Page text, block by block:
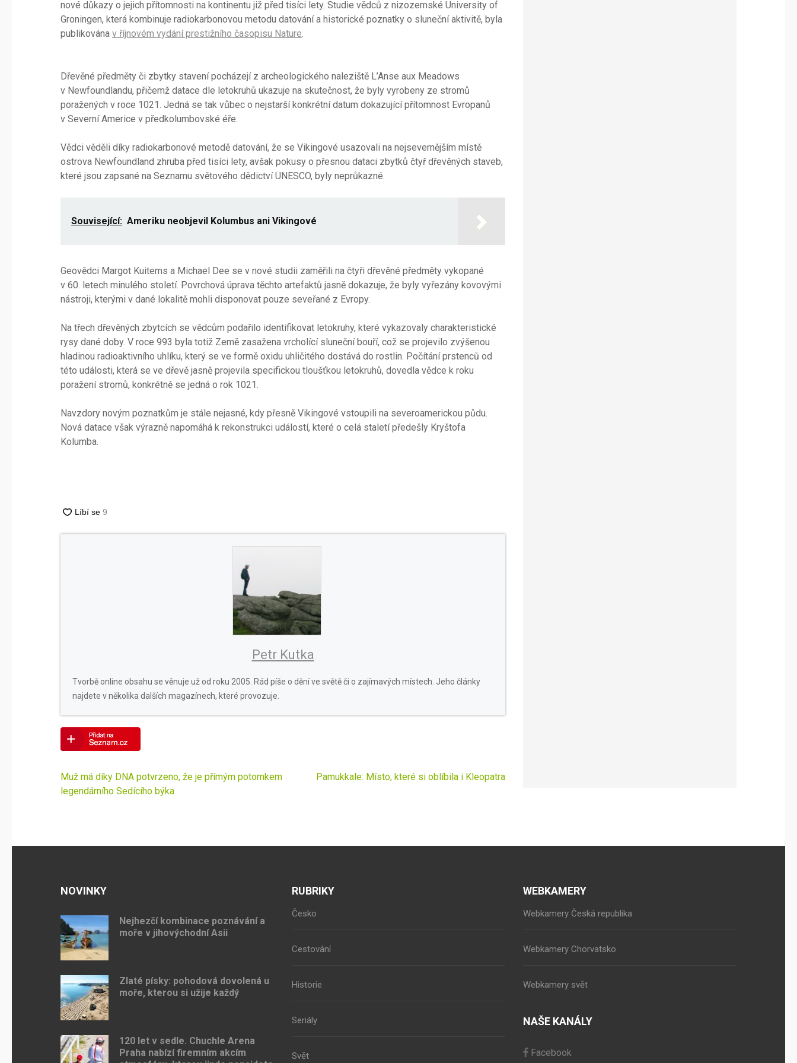
nové důkazy o jejich přítomnosti na kontinentu již před tisíci lety. Studie vědců z nizozemské University of
Groningen, která kombinuje radiokarbonovou metodu datování a historické poznatky o sluneční aktivitě, byla
publikována v říjnovém vydání prestižního časopisu Nature
Dřevěné předměty či zbytky stavení pocházejí z archeologického naleziště L’Anse aux Meadows
v Newfoundlandu, přičemž datace dle letokruhů ukazuje na skutečnost, že byly vyrobeny ze stromů
poražených v roce 1021. Jedná se tak vůbec o nejstarší konkrétní datum dokazující přítomnost Evropanů
v Severní Americe v předkolumbovské éře.
Vědci věděli díky radiokarbonové metodě datování, že se Vikingové usazovali na nejsevernějším místě
ostrova Newfoundland zhruba před tisíci lety, avšak pokusy o přesnou dataci zbytků čtyř dřevěných staveb,
které jsou zapsané na Seznamu světového dědictví UNESCO, byly neprůkazné.
Související: Ameriku neobjevil Kolumbus ani Vikingové
Geovědci Margot Kuitems a Michael Dee se v nové studii zaměřili na čtyři dřevěné předměty vykopané
v 60. letech minulého století. Povrchová úprava těchto artefaktů jasně dokazuje, že byly vyřezány kovovými
nástroji, kterými v dané lokalitě mohli disponovat pouze seveřané z Evropy.
Na třech dřevěných zbytcích se vědcům podařilo identifikovat letokruhy, které vykazovaly charakteristické
rysy dané doby. V roce 993 byla totiž Země zasažena vrcholící sluneční bouří, což se projevilo zvýšenou
hladinou radioaktivního uhlíku, který se ve formě oxidu uhličitého dostává do rostlin. Počítání prstenců od
této události, která se ve dřevě jasně projevila specifickou tloušťkou letokruhů, dovedla vědce k roku
poražení stromů, konkrétně se jedná o rok 1021.
Navzdory novým poznatkům je stále nejasné, kdy přesně Vikingové vstoupili na severoamerickou půdu.
Nová datace však výrazně napomáhá k rekonstrukci událostí, které o celá staletí předešly Kryštofa
Kolumba.
Petr Kutka
Tvorbě online obsahu se věnuje už od roku 2005. Rád píše o dění ve světě či o zajímavých místech. Jeho články
najdete v několika dalších magazínech, které provozuje.
Navigace
pro
Muž má díky DNA potvrzeno, že je přímým potomkem
legendárního Sedícího býka
Pamukkale: Místo, které si oblíbila i Kleopatra
NOVINKY
Nejhezčí kombinace poznávání a
moře v jihovýchodní Asii
Zlaté písky: pohodová dovolená u
moře, kterou si užije každý
120 let v sedle. Chuchle Arena
Praha nabízí firemním akcím
RUBRIKY
Česko
Cestování
Historie
Seriály
Svět
WEBKAMERY
Webkamery Česká republika
Webkamery Chorvatsko
Webkamery svět
NAŠE KANÁLY
Facebook